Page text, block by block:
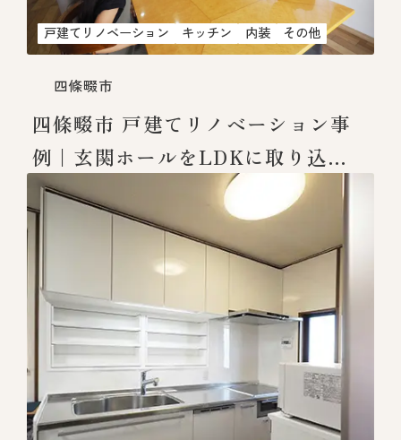
戸建てリノベーション キッチン 内装 その他
四條畷市
四條畷市 戸建てリノベーション事
例｜玄関ホールをLDKに取り込
み、開放的な住まいへ